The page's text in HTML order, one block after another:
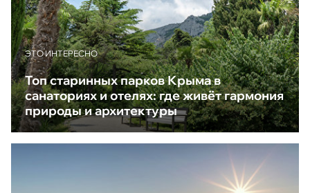
ЭТО ИНТЕРЕСНО
Топ старинных парков Крыма в
санаториях и отелях: где живёт гармония
природы и архитектуры